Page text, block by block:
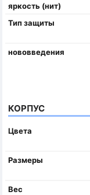
яркость (нит)
Тип защиты
нововведения
КОРПУС
Цвета
Размеры
Вес